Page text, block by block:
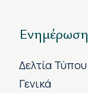
Ενημέρωση
Δελτία Τύπου
Γενικά